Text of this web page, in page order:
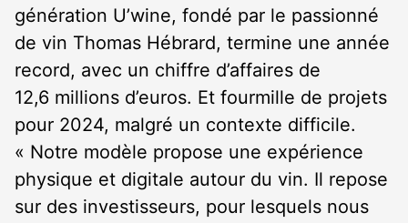
génération U’wine, fondé par le passionné
de vin Thomas Hébrard, termine une année
record, avec un chiffre d’affaires de
12,6 millions d’euros. Et fourmille de projets
pour 2024, malgré un contexte difficile.
« Notre modèle propose une expérience
physique et digitale autour du vin. Il repose
sur des investisseurs, pour lesquels nous